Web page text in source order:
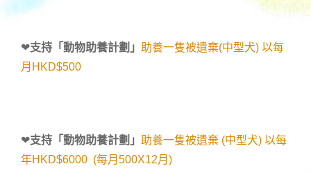
❤支持「動物助養計劃 」 助養一隻被遺棄(中型犬) 以每
月HKD$500
❤支持「動物助養計劃 」 助養一隻被遺棄 (中型犬) 以每
年HKD$6000 (每月500X12月)